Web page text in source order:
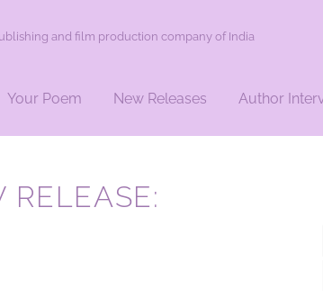
and film production company of India
Your Poem New Releases Author
RELEASE: